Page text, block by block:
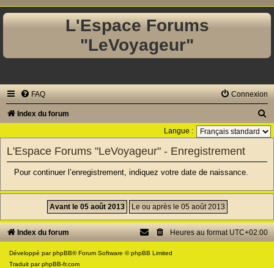
L'Espace Forums
"LeVoyageur"
FAQ Connexion
Index du forum
e
r
h
e
Langue :
L'Espace Forums "LeVoyageur" - Enregistrement
Pour continuer l’enregistrement, indiquez votre date de naissance.
Index du forum Heures au formatUTC+02:00
Développé parphpBB® Forum Software © phpBB Limited
Traduit parphpBB-fr.com